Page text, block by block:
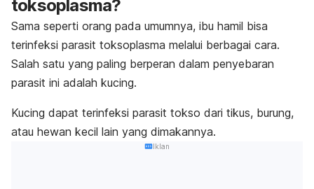
toksoplasma?
Sama seperti orang pada umumnya, ibu hamil bisa
terinfeksi parasit toksoplasma melalui berbagai cara.
Salah satu yang paling berperan dalam penyebaran
parasit ini adalah kucing.
Kucing dapat terinfeksi parasit tokso dari tikus, burung,
atau hewan kecil lain yang dimakannya.
Iklan